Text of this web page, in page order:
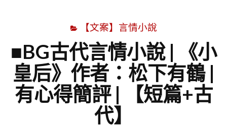
【文案】言情小說
■BG古代言情小說 | 《小
皇后》作者：松下有鶴 |
有心得簡評 | 【短篇+古
代】